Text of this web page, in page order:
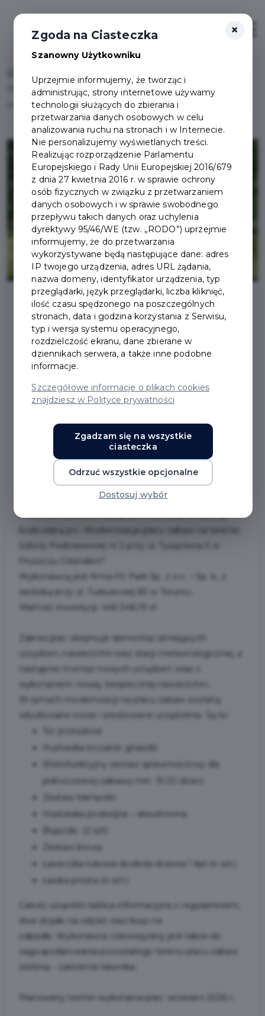
Plac zabaw przy Szkole Podstawowej nr 2 przejdzie
modernizację
2026-07-06
PLAC ZABAW PRZY
SZKOLE
PODSTAWOWEJ NR 2
PRZEJDZIE
MODERNIZACJĘ
W poniedziałek, 6.07.2026 r. w Urzędzie Miasta w
Pruszczu Gdańskim podpisano umowę na robotę
Pruszczu Gdańskim".
Wykonawcą jest firma
Fit Park Sp. z o.o. – Sp. k., z
siedzibą przy ul. Turkusowej 60 w Toruniu.
Wartość inwestycji: 446 348,19 zł
Zakres prac obejmuje demontaż istniejących
urządzeń, nawierzchni oraz stacji meteorologicznej, a
następnie montaż nowych urządzeń wraz z
wykonaniem nowej, bezpiecznej nawierzchni.
W ramach modernizacji na placu zabaw zostaną
wbudowane nowe i atestowane urządzenia. Są to:
Huśtawka bocianie gniazdo
Wielofunkcyjny zestaw sprawnościowy dla
jednoczesnej zabawy min. 15-20 dzieci
Zestaw trampolin
Huśtawka podwójna – dwustronna
Bujaczki (2 szt)
Zestaw linowy
Ławeczka łukowa dookoła drzewa 1 kpl (4 szt.)
Ławka prosta (4 szt.)
Całość uzupełni tablica informacyjna z regulaminem,
dwa stojaki na odzież oraz kosz na
odpadki. Wykonawca zobowiązany jest także do
zagospodarowania pozostałego terenu placu zabaw
zielenią - założenia trawnika.
Planowany termin wykonania prac: wrzesień 2026 r.
×
Zgoda na Ciasteczka
Szanowny Użytkowniku
Uprzejmie informujemy, że tworząc i
administrując, strony internetowe używamy
technologii służących do zbierania i
przetwarzania danych osobowych w celu
analizowania ruchu na stronach i w Internecie.
Nie personalizujemy wyświetlanych treści.
Realizując rozporządzenie Parlamentu
Europejskiego i Rady Unii Europejskiej 2016/679
z dnia 27 kwietnia 2016 r. w sprawie ochrony
osób fizycznych w związku z przetwarzaniem
danych osobowych i w sprawie swobodnego
przepływu takich danych oraz uchylenia
dyrektywy 95/46/WE (tzw. „RODO”) uprzejmie
informujemy, że do przetwarzania
wykorzystywane będą następujące dane: adres
IP twojego urządzenia, adres URL żądania,
nazwa domeny, identyfikator urządzenia, typ
przeglądarki, język przeglądarki, liczba kliknięć,
ilość czasu spędzonego na poszczególnych
stronach, data i godzina korzystania z Serwisu,
typ i wersja systemu operacyjnego,
rozdzielczość ekranu, dane zbierane w
dziennikach serwera, a także inne podobne
informacje.
Szczegółowe informacje o plikach cookies
znajdziesz w Polityce prywatności
Zgadzam się na wszystkie
ciasteczka
Odrzuć wszystkie opcjonalne
Dostosuj wybór